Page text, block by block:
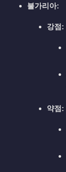
불가리아:
강점:
약점: